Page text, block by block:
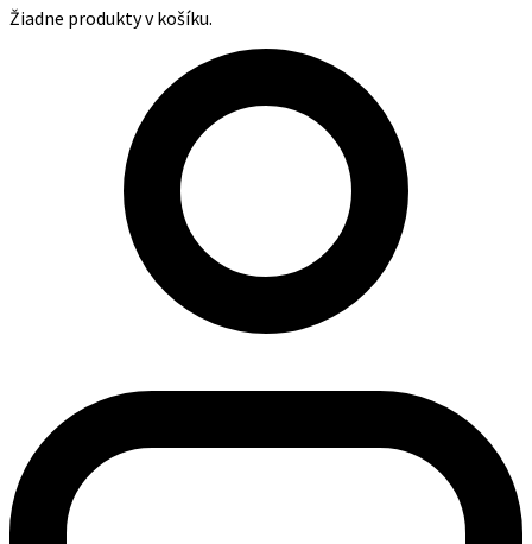
Žiadne produkty v košíku.